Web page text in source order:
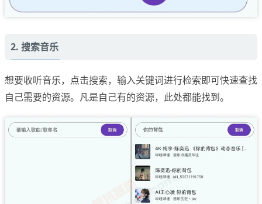
2. 搜索音乐
想要收听音乐，点击搜索，输入关键词进行检索即可快速查找
自己需要的资源。凡是自己有的资源，此处都能找到。